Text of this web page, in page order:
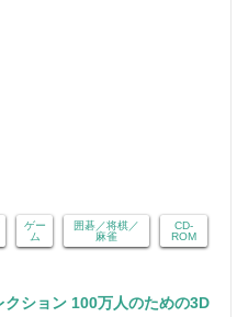
ゲー
ム
囲碁／将棋／
麻雀
CD-
ROM
ション 100万人のための3D